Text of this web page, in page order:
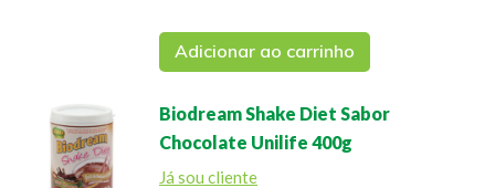
Adicionar ao carrinho
Biodream Shake Diet Sabor
Chocolate Unilife 400g
Já sou cliente